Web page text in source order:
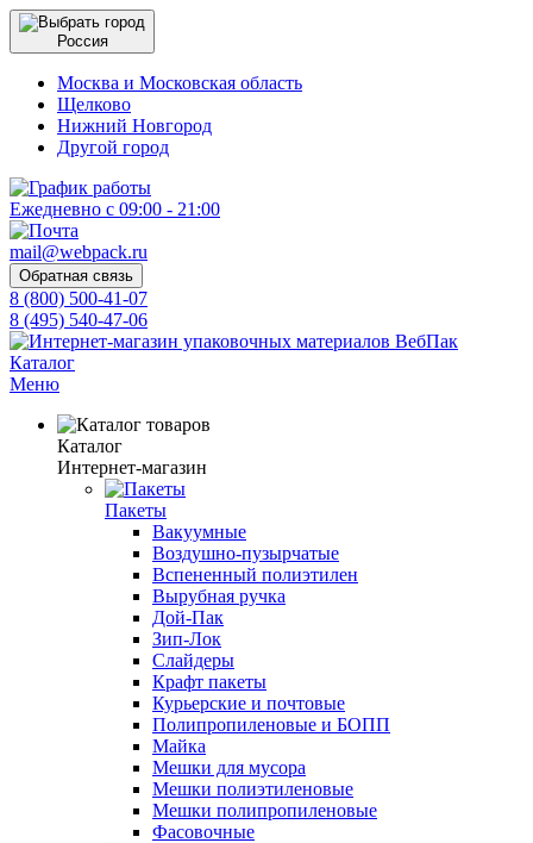
Россия
Москва и Московская область
Щелково
Нижний Новгород
Другой город
Ежедневно с 09:00 - 21:00
mail@webpack.ru
Обратная связь
8 (800) 500-41-07
8 (495) 540-47-06
Каталог
Меню
Каталог
Интернет-магазин
Пакеты
Вакуумные
Воздушно-пузырчатые
Вспененный полиэтилен
Вырубная ручка
Дой-Пак
Зип-Лок
Слайдеры
Крафт пакеты
Курьерские и почтовые
Полипропиленовые и БОПП
Майка
Мешки для мусора
Мешки полиэтиленовые
Мешки полипропиленовые
Фасовочные